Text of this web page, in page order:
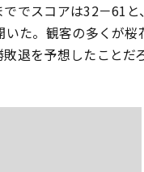
でスコアは32－61
た。観客の多くが桜
退を予想したことだ